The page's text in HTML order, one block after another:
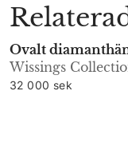
Ovalt
Wissings
32 000 sek